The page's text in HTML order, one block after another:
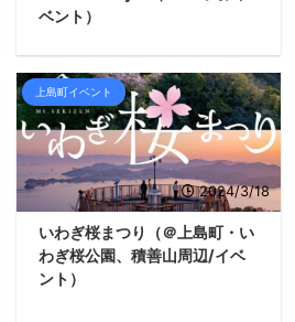
ベント）
上島町イベント
2024/3/18
いわぎ桜まつり（＠上島町・い
わぎ桜公園、積善山周辺/イベ
ント）